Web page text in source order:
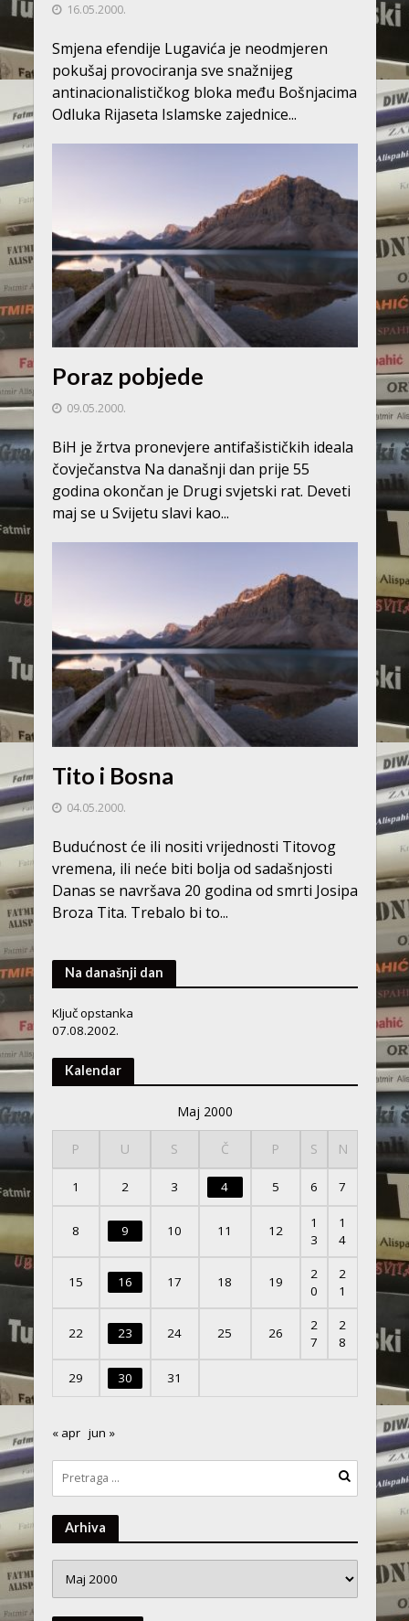
16.05.2000.
Smjena efendije Lugavića je neodmjeren
pokušaj provociranja sve snažnijeg
antinacionalističkog bloka među Bošnjacima
Odluka Rijaseta Islamske zajednice...
Poraz pobjede
09.05.2000.
BiH je žrtva pronevjere antifašističkih ideala
čovječanstva Na današnji dan prije 55
godina okončan je Drugi svjetski rat. Deveti
maj se u Svijetu slavi kao...
Tito i Bosna
04.05.2000.
Budućnost će ili nositi vrijednosti Titovog
vremena, ili neće biti bolja od sadašnjosti
Danas se navršava 20 godina od smrti Josipa
Broza Tita. Trebalo bi to...
Na današnji dan
Ključ opstanka
07.08.2002.
Kalendar
Maj 2000
P U S Č P S N
1 2 3 4 5 6 7
8 9 10 11 12
1
3
1
4
15 16 17 18 19
2
0
2
1
22 23 24 25 26
2
7
2
8
29 30 31
« apr jun »
Arhiva